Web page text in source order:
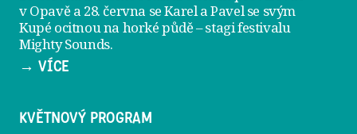
v Opavě a 28. června se Karel a Pavel se svým
Kupé ocitnou na horké půdě – stagi festivalu
Mighty Sounds.
→ VÍCE
KVĚTNOVÝ PROGRAM